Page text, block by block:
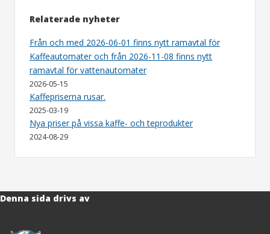
Relaterade nyheter
Från och med 2026-06-01 finns nytt ramavtal för
Kaffeautomater och från 2026-11-08 finns nytt
ramavtal för vattenautomater
2026-05-15
Kaffepriserna rusar.
2025-03-19
Nya priser på vissa kaffe- och teprodukter
2024-08-29
Denna sida drivs av